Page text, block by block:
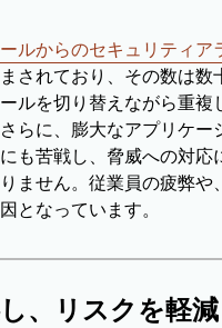
ルからのセキュリティア
されており、その数は数
ルを切り替えながら重複
らに、膨大なアプリケー
も苦戦し、脅威への対応
ません。従業員の疲弊や
となっています。
、リスクを軽減